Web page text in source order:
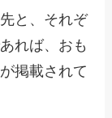
と、それぞ
れば、おも
掲載されて